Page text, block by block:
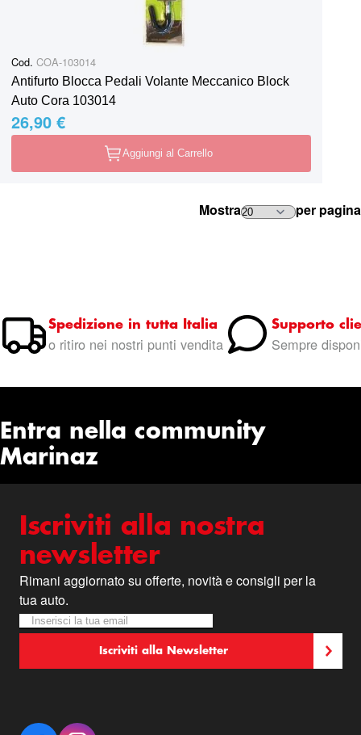
Cod. COA-103014
Antifurto Blocca Pedali Volante Meccanico Block
Auto Cora 103014
26,90 €
Aggiungi al Carrello
Mostra per pagina
Spedizione in tutta Italia
o ritiro nei nostri punti vendita
Supporto
Sempre
Entra nella community
Marinaz
Iscriviti alla nostra
newsletter
Rimani aggiornato su offerte, novità e consigli per la
tua auto.
Newsletter
Iscriviti alla nostra Newsletter:
Iscriviti alla Newsletter